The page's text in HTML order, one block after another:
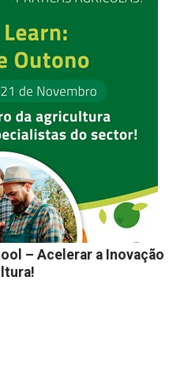
– Acelerar a Inovação